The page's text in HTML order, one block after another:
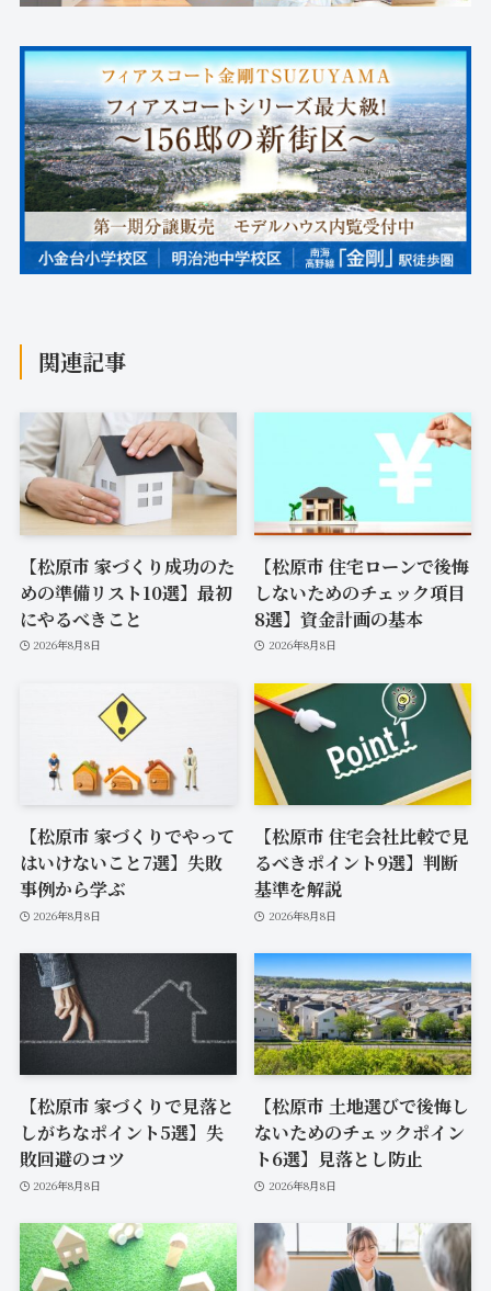
関連記事
【松原市 家づくり成功のた
めの準備リスト10選】最初
にやるべきこと
2026年8月8日
【松原市 住宅ローンで後悔
しないためのチェック項目
8選】資金計画の基本
2026年8月8日
【松原市 家づくりでやって
はいけないこと7選】失敗
事例から学ぶ
2026年8月8日
【松原市 住宅会社比較で見
るべきポイント9選】判断
基準を解説
2026年8月8日
【松原市 家づくりで見落と
しがちなポイント5選】失
敗回避のコツ
2026年8月8日
【松原市 土地選びで後悔し
ないためのチェックポイン
ト6選】見落とし防止
2026年8月8日